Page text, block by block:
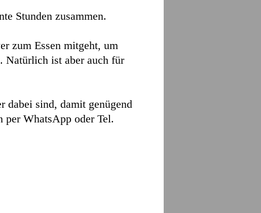
Stunden zusammen.
zum Essen mitgeht, um
Natürlich ist aber auch für
sind, damit genügend
per WhatsApp oder Tel.